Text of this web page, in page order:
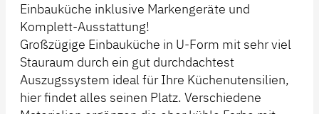
Einbauküche inklusive Markengeräte und
Komplett-Ausstattung!
Großzügige Einbauküche in U-Form mit sehr viel
Stauraum durch ein gut durchdachtest
Auszugssystem ideal für Ihre Küchenutensilien,
hier findet alles seinen Platz. Verschiedene